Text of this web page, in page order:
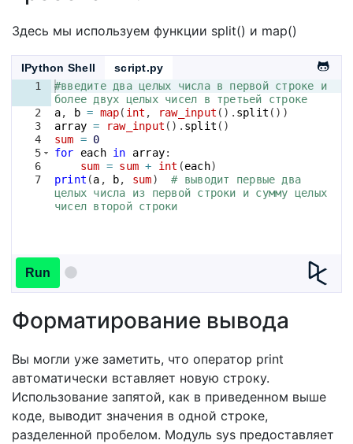
Здесь мы используем функции split() и map()
IPython Shell
script.py
1
2
3
4
5
6
7
#введите два целых числа в первой строке и
более двух целых чисел в третьей строке
a, b = map( int , raw_input ( ) . split ( ))
array = raw_input ( ) . split ( )
sum = 0
for
each in array:
sum = sum + int (each)
print (a , b, sum)
# выводит первые два
целых числа из первой строки и сумму целых
чисел второй строки
Run
Форматирование вывода
Вы могли уже заметить, что оператор print
автоматически вставляет новую строку.
Использование запятой, как в приведенном выше
коде, выводит значения в одной строке,
разделенной пробелом. Модуль sys предоставляет